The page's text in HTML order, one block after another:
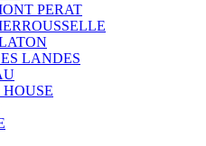
PERAT
LANDES